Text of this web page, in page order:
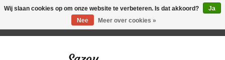
Wij slaan cookies op om onze website te verbeteren. Is dat akkoord?
Ja
Nee
Meer over cookies »